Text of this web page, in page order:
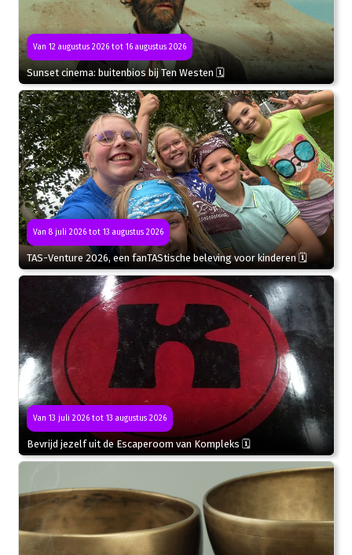
Van 12 augustus 2026 tot 16 augustus 2026
Sunset cinema: buitenbios bij Ten Westen 🗓
Van 8 juli 2026 tot 13 augustus 2026
TAS-Venture 2026, een fanTAStische beleving voor kinderen 🗓
Van 13 juli 2026 tot 13 augustus 2026
Bevrijd jezelf uit de Escaperoom van Kompleks 🗓